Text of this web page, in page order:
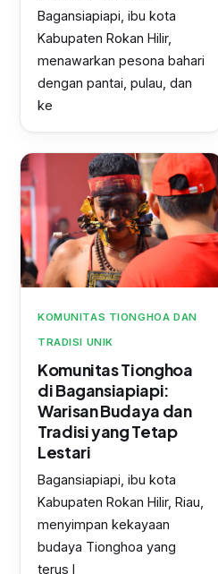
Bagansiapiapi, ibu kota
Kabupaten Rokan Hilir,
menawarkan pesona bahari
dengan pantai, pulau, dan
ke
KOMUNITAS TIONGHOA DAN
TRADISI UNIK
Komunitas Tionghoa
di Bagansiapiapi:
Warisan Budaya dan
Tradisi yang Tetap
Lestari
Bagansiapiapi, ibu kota
Kabupaten Rokan Hilir, Riau,
menyimpan kekayaan
budaya Tionghoa yang
terus l